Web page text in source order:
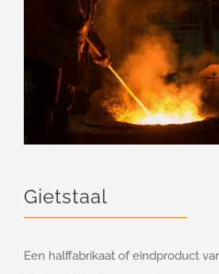
Gietstaal
Een halffabrikaat of eindproduct